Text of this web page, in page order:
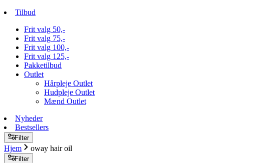
Tilbud
Frit valg 50,-
Frit valg 75,-
Frit valg 100,-
Frit valg 125,-
Pakketilbud
Outlet
Hårpleje Outlet
Hudpleje Outlet
Mænd Outlet
Nyheder
Bestsellers
Filter
Hjem oway hair oil
Filter